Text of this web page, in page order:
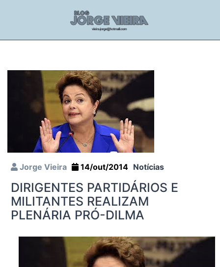
Jorge Vieira 14/out/2014 Notícias
DIRIGENTES PARTIDÁRIOS E
MILITANTES REALIZAM
PLENÁRIA PRÓ-DILMA